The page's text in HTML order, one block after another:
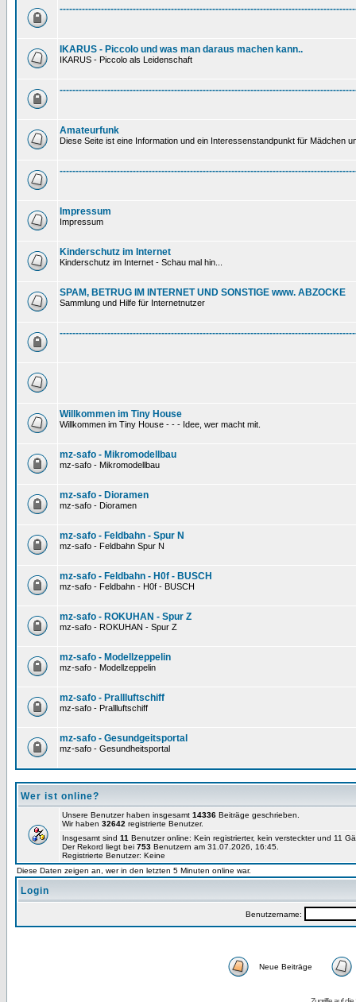
IKARUS - Piccolo und was man daraus machen kann..
IKARUS - Piccolo als Leidenschaft
Amateurfunk
Diese Seite ist eine Information und ein Interessenstandpunkt für Mädchen
Impressum
Impressum
Kinderschutz im Internet
Kinderschutz im Internet - Schau mal hin...
SPAM, BETRUG IM INTERNET UND SONSTIGE www. ABZOCKE
Sammlung und Hilfe für Internetnutzer
Willkommen im Tiny House
Willkommen im Tiny House - - - Idee, wer macht mit.
mz-safo - Mikromodellbau
mz-safo - Mikromodellbau
mz-safo - Dioramen
mz-safo - Dioramen
mz-safo - Feldbahn - Spur N
mz-safo - Feldbahn Spur N
mz-safo - Feldbahn - H0f - BUSCH
mz-safo - Feldbahn - H0f - BUSCH
mz-safo - ROKUHAN - Spur Z
mz-safo - ROKUHAN - Spur Z
mz-safo - Modellzeppelin
mz-safo - Modellzeppelin
mz-safo - Prallluftschiff
mz-safo - Prallluftschiff
mz-safo - Gesundgeitsportal
mz-safo - Gesundheitsportal
Wer ist online?
Unsere Benutzer haben insgesamt 14336 Beiträge geschrieben.
Wir haben 32642 registrierte Benutzer.
Insgesamt sind 11 Benutzer online: Kein registrierter, kein versteckter und 11
Der Rekord liegt bei 753 Benutzern am 31.07.2026, 16:45.
Registrierte Benutzer: Keine
Diese Daten zeigen an, wer in den letzten 5 Minuten online war.
Login
Benutzername:
Neue Beiträge